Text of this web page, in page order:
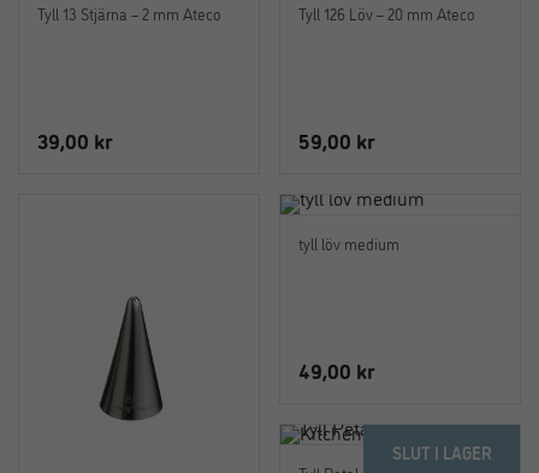
Tyll 13 Stjärna – 2 mm Ateco
39,00 kr
Tyll 126 Löv – 20 mm Ateco
59,00 kr
tyll löv medium
49,00 kr
SLUT I LAGER